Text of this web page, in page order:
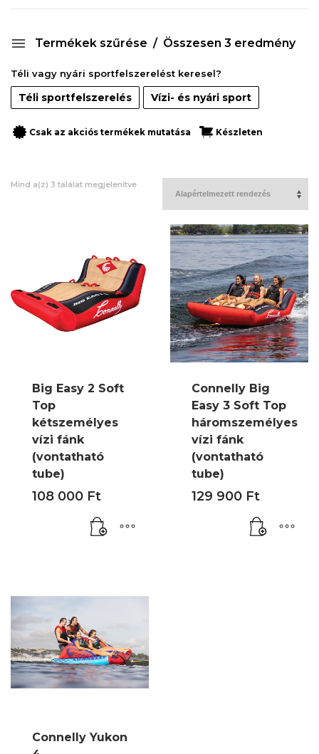
Termékek szűrése Összesen 3 eredmény
Téli vagy nyári sportfelszerelést keresel?
Téli sportfelszerelés Vízi- és nyári sport
Csak az akciós termékek mutatása Készleten
Mind a(z) 3 találat megjelenítve
Big Easy 2 Soft
Top
kétszemélyes
vízi fánk
(vontatható
tube)
108 000 Ft
Connelly Big
Easy 3 Soft Top
háromszemélyes
vízi fánk
(vontatható
tube)
129 900 Ft
Connelly Yukon